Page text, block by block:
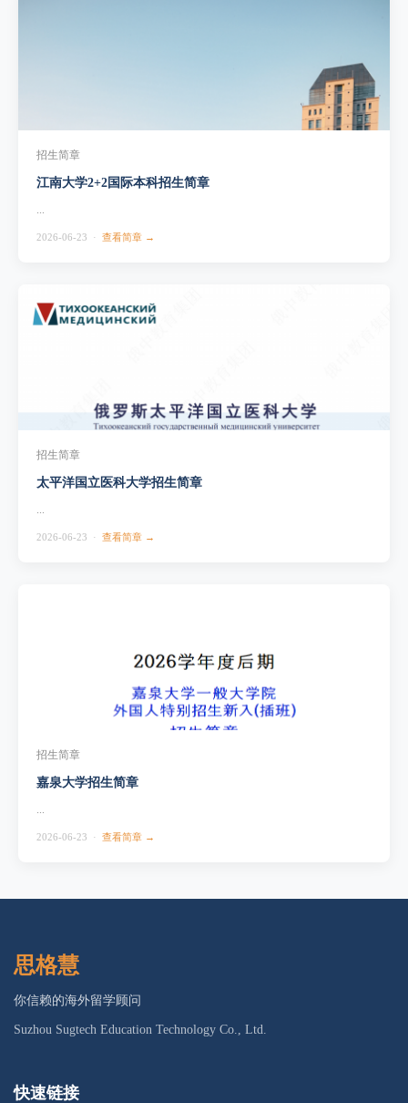
招生简章
江南大学2+2国际本科招生简章
...
2026-06-23 · 查看简章 →
招生简章
太平洋国立医科大学招生简章
...
2026-06-23 · 查看简章 →
招生简章
嘉泉大学招生简章
...
2026-06-23 · 查看简章 →
思格慧
你信赖的海外留学顾问
Suzhou Sugtech Education Technology Co., Ltd.
快速链接